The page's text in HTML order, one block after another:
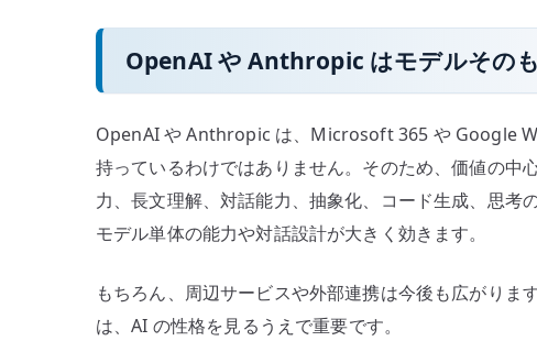
OpenAI や Anthropic はモデルその
OpenAI や Anthropic は、Microsoft 365 や Google
持っているわけではありません。そのため、価値の中
力、長文理解、対話能力、抽象化、コード生成、思考
モデル単体の能力や対話設計が大きく効きます。
もちろん、周辺サービスや外部連携は今後も広がり
は、AI の性格を見るうえで重要です。